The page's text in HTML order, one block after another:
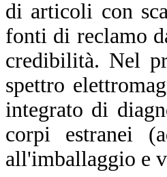
di articoli con
fonti di reclamo
credibilità. Nel
spettro
integrato di
corpi estranei
all'imballaggio e